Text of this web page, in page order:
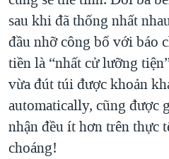
sau khi đã thống nhất
đầu nhỡ công bố với báo
tiền là “nhất cử lưỡng
vừa đút túi được khoản
automatically, cũng được
nhận đều ít hơn trên thực
choáng!